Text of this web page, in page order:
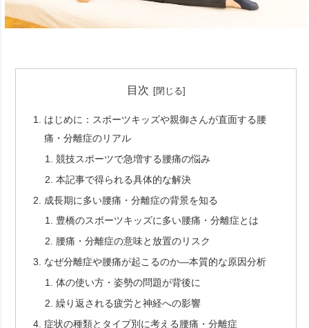
目次
はじめに：スポーツキッズや親御さんが直面する腰
痛・分離症のリアル
競技スポーツで急増する腰痛の悩み
本記事で得られる具体的な解決
成長期に多い腰痛・分離症の背景を知る
豊橋のスポーツキッズに多い腰痛・分離症とは
腰痛・分離症の意味と放置のリスク
なぜ分離症や腰痛が起こるのか―本質的な原因分析
体の使い方・姿勢の問題が背後に
繰り返される疲労と神経への影響
症状の種類とタイプ別に考える腰痛・分離症